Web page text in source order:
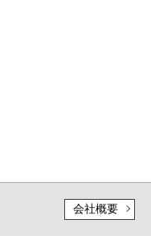
会社概要